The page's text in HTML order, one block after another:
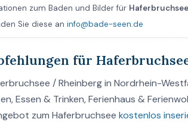
zum Baden und Bilder für Haferbruchsee
Sie diese an info@bade-seen.de
für
/ Rheinberg in Nordrhein-
Essen & Trinken, Ferienhaus &
zum Haferbruchsee kostenlos